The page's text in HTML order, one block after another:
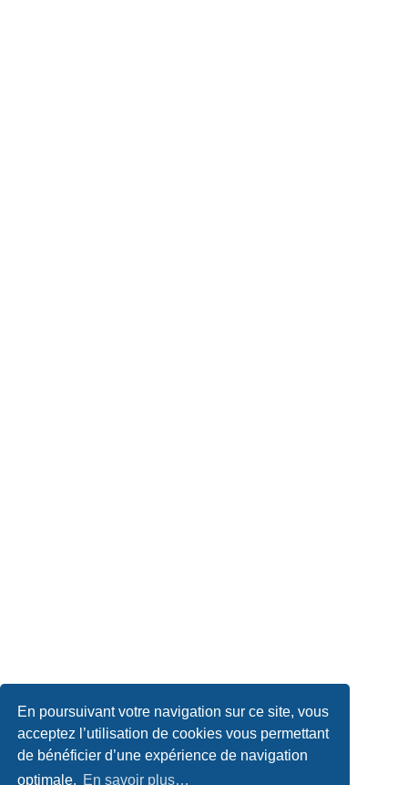
En poursuivant votre navigation sur ce site, vous
acceptez l’utilisation de cookies vous permettant
de bénéficier d’une expérience de navigation
optimale. En savoir plus…